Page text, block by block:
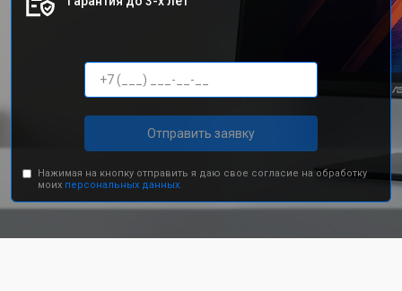
Отправить заявку
Нажимая на кнопку отправить я даю свое согласие на обработку
моих персональных данных.